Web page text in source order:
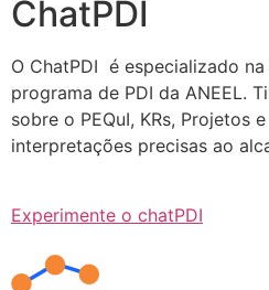
ChatPDI
O ChatPDI é especializado
programa de PDI da ANEEL.
sobre o PEQuI, KRs, Projetos
interpretações precisas ao
Experimente o chatPDI